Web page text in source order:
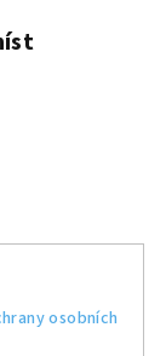
osobních